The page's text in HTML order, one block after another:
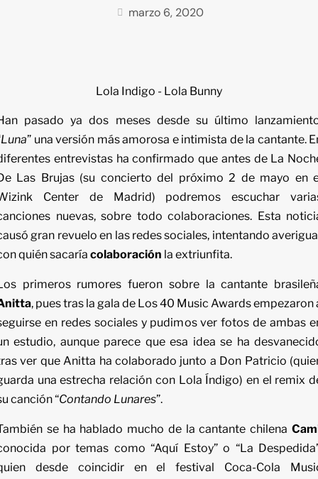
marzo 6, 2020
Lola Indigo - Lola Bunny
pasado ya dos meses desde su último
Luna” una versión más amorosa e intimista de la cantante.
entrevistas ha confirmado que antes de La
Las Brujas (su concierto del próximo 2 de mayo en
Center de Madrid) podremos escuchar
nuevas, sobre todo colaboraciones. Esta
gran revuelo en las redes sociales, intentando
quién sacaría colaboración la extriunfita.
primeros rumores fueron sobre la cantante
, pues tras la gala de Los 40 Music Awards empezaron
en redes sociales y pudimos ver fotos de ambas
estudio, aunque parece que esa idea se ha
ver que Anitta ha colaborado junto a Don Patricio
una estrecha relación con Lola Índigo) en el remix
canción “Contando Lunares”.
se ha hablado mucho de la cantante chilena
por temas como “Aquí Estoy” o “La
desde coincidir en el festival Coca-Cola